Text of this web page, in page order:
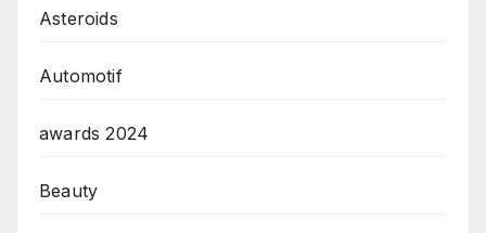
Asteroids
Automotif
awards 2024
Beauty